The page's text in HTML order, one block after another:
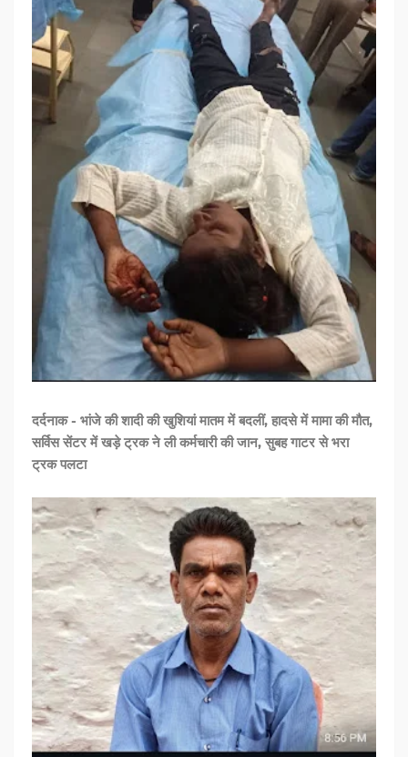
दर्दनाक - भांजे की शादी की खुशियां मातम में बदलीं, हादसे में मामा की मौत,
सर्विस सेंटर में खड़े ट्रक ने ली कर्मचारी की जान, सुबह गाटर से भरा
ट्रक पलटा